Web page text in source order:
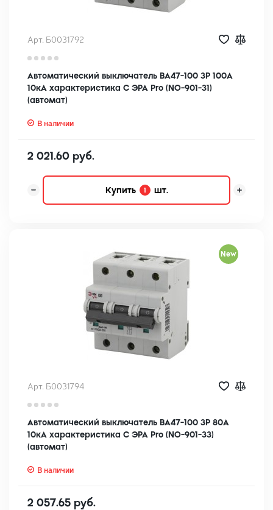
Арт. Б0031792
Автоматический выключатель ВА47-100 3Р 100А
10кА характеристика C ЭРА Pro (NO-901-31)
(автомат)
В наличии
2 021.60 руб.
Купить 1 шт.
New
Арт. Б0031794
Автоматический выключатель ВА47-100 3Р 80А
10кА характеристика C ЭРА Pro (NO-901-33)
(автомат)
В наличии
2 057.65 руб.